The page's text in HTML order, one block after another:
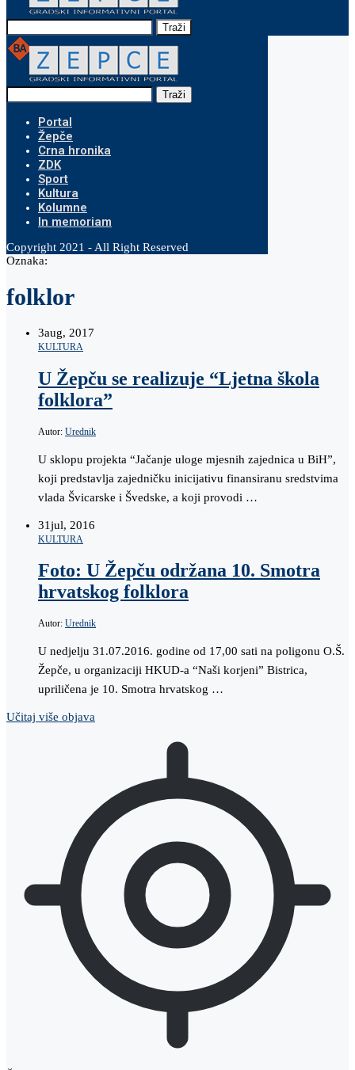
Traži
Traži
Portal
Žepče
Crna hronika
ZDK
Sport
Kultura
Kolumne
In memoriam
Copyright 2021 - All Right Reserved
Oznaka:
folklor
3aug, 2017
KULTURA
U Žepču se realizuje “Ljetna škola
folklora”
Autor: Urednik
U sklopu projekta “Jačanje uloge mjesnih zajednica u BiH”,
koji predstavlja zajedničku inicijativu finansiranu sredstvima
vlada Švicarske i Švedske, a koji provodi …
31jul, 2016
KULTURA
Foto: U Žepču održana 10. Smotra
hrvatskog folklora
Autor: Urednik
U nedjelju 31.07.2016. godine od 17,00 sati na poligonu O.Š.
Žepče, u organizaciji HKUD-a “Naši korjeni” Bistrica,
upriličena je 10. Smotra hrvatskog …
Učitaj više objava